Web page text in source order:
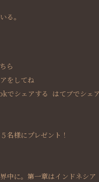
る。
ら
をしてね
でシェアする はてブでシェ
名様にプレゼント！
中に。第一章はインドネシア